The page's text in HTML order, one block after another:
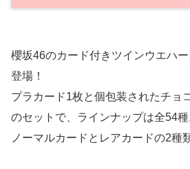
櫻坂46のカード付きツインウエハ
登場！
プラカード1枚と個包装されたチョ
のセットで、ラインナップは全54種
ノーマルカードとレアカードの2種